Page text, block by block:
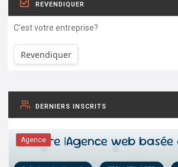
REVENDIQUER
C'est votre entreprise?
Revendiquer
DERNIERS INSCRITS
Agence